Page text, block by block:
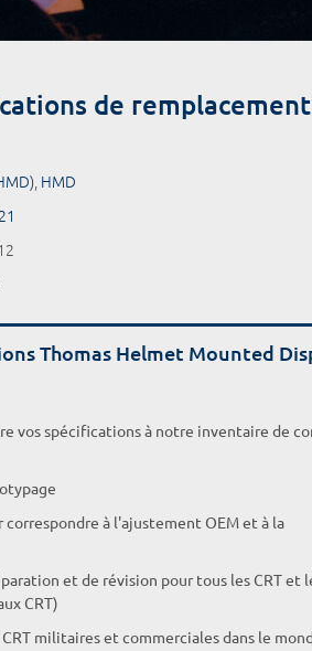
de
, HMD
Thomas Helmet Mounted
vos spécifications à notre inventaire de
à l'ajustement OEM et à la
et de révision pour tous les CRT et
CRT)
militaires et commerciales dans le